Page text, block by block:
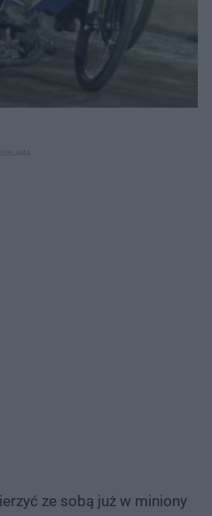
ze sobą już w miniony